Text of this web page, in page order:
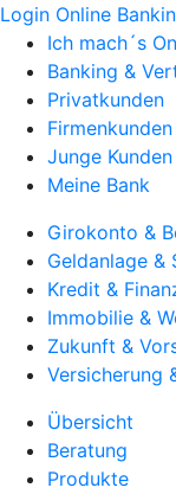
Login Online
Ich mach´s
Banking &
Privatkunden
Firmenkunden
Junge Kunden
Meine Bank
Girokonto &
Geldanlage &
Kredit &
Immobilie &
Zukunft &
Versicherung
Übersicht
Beratung
Produkte